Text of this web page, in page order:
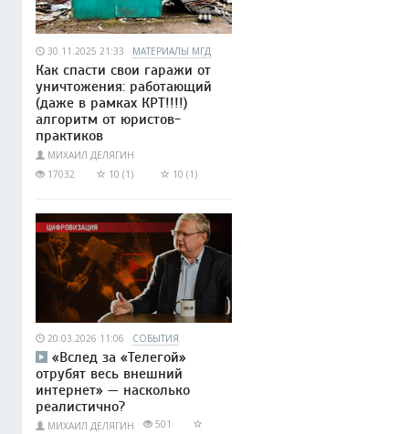
30.11.2025 21:33 МАТЕРИАЛЫ МГД
Как спасти свои гаражи от
уничтожения: работающий
(даже в рамках КРТ!!!!)
алгоритм от юристов-
практиков
МИХАИЛ ДЕЛЯГИН
17032
10 (1) 10 (1)
20.03.2026 11:06 СОБЫТИЯ
«Вслед за «Телегой»
отрубят весь внешний
интернет» — насколько
реалистично?
МИХАИЛ ДЕЛЯГИН 501